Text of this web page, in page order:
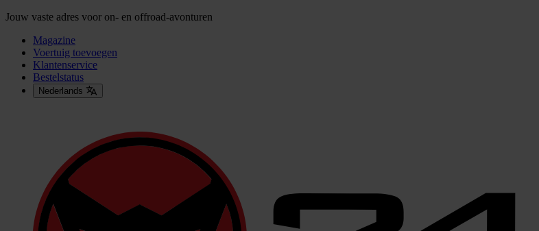
Jouw vaste adres voor on- en offroad-avonturen
Magazine
Voertuig toevoegen
Klantenservice
Bestelstatus
Nederlands